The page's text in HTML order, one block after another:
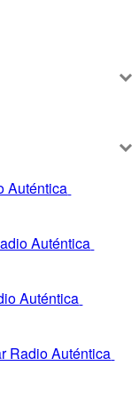
Auténtica
Auténtica
Auténtica
Radio Auténtica